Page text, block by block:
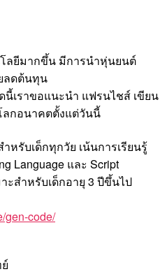
ลยีมากขึ้น มีการนำหุ่นยนต์
ลดต้นทุน
เราขอแนะนำ แฟรนไชส์ เขียน
ลกอนาคตตั้งแต่วันนี้
หรับเด็กทุกวัย เน้นการเรียนรู้
Language และ Script
ะสำหรับเด็กอายุ 3 ปีขึ้นไป
gen-code/